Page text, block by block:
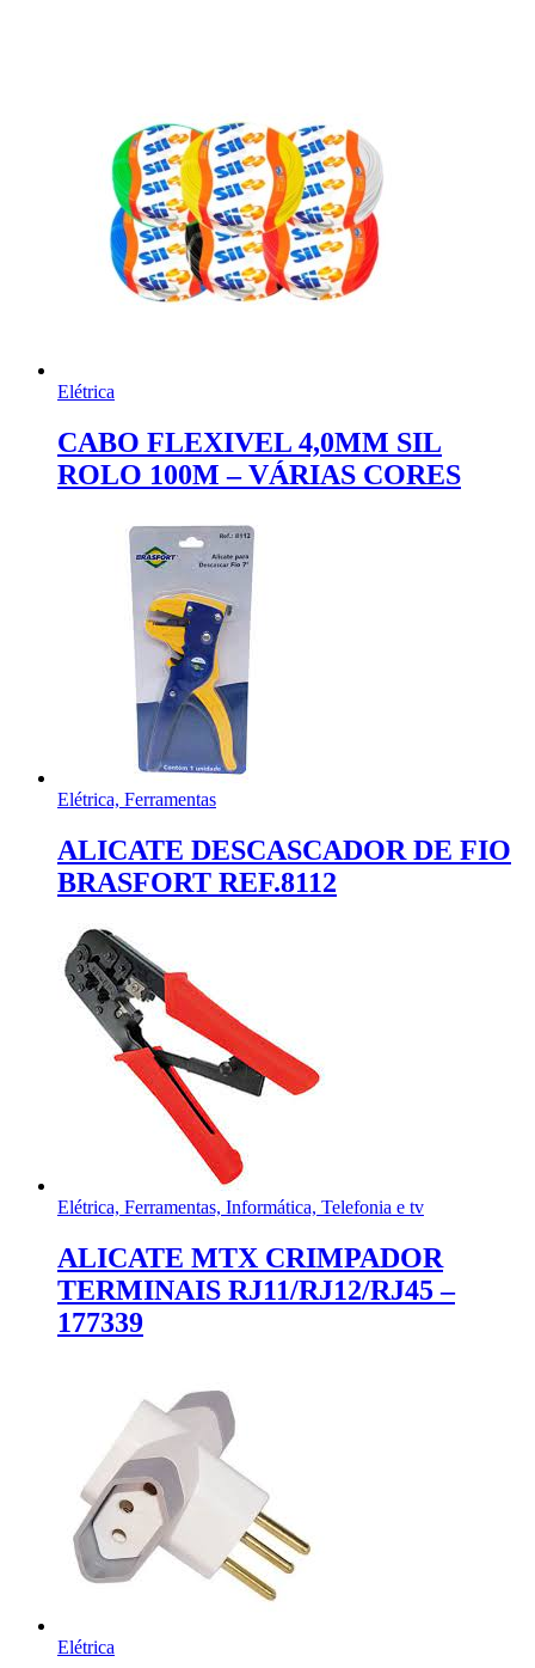
Elétrica
CABO FLEXIVEL 4,0MM SIL
ROLO 100M – VÁRIAS CORES
Elétrica, Ferramentas
ALICATE DESCASCADOR DE FIO
BRASFORT REF.8112
Elétrica, Ferramentas, Informática, Telefonia e tv
ALICATE MTX CRIMPADOR
TERMINAIS RJ11/RJ12/RJ45 –
177339
Elétrica